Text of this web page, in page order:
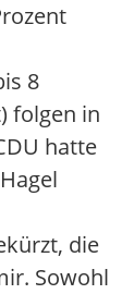
8
folgen in
hatte
die
Sowohl